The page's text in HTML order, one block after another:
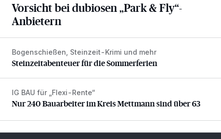
Vorsicht bei dubiosen „Park & Fly“-
Anbietern
Steinzeitabenteuer für die Sommerferien
Bogenschießen, Steinzeit-Krimi und mehr
Steinzeitabenteuer für die Sommerferien
Nur 240 Bauarbeiter im Kreis Mettmann sind über 63
IG BAU für „Flexi-Rente“
Nur 240 Bauarbeiter im Kreis Mettmann sind über 63